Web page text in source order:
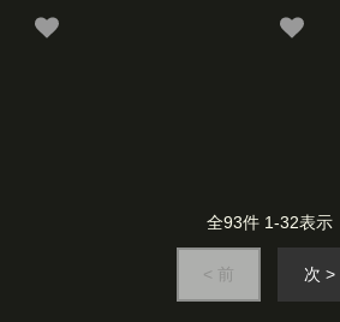
全93件 1-32表示
< 前 次 >